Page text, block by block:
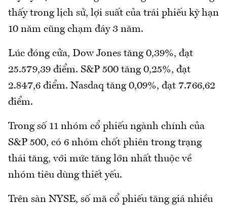
thấy trong lịch sử, lợi suất của trái phiếu kỳ hạn
10 năm cũng chạm đáy 3 năm.
Lúc đóng cửa, Dow Jones tăng 0,39%, đạt
25.579,39 điểm. S&P 500 tăng 0,25%, đạt
2.847,6 điểm. Nasdaq tăng 0,09%, đạt 7.766,62
điểm.
Trong số 11 nhóm cổ phiếu ngành chính của
S&P 500, có 6 nhóm chốt phiên trong trạng
thái tăng, với mức tăng lớn nhất thuộc về
nhóm tiêu dùng thiết yếu.
Trên sàn NYSE, số mã cổ phiếu tăng giá nhiều